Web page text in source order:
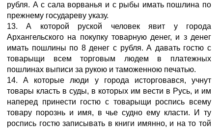
рубля. А с сала ворванья и с рыбы имать пошлина по
прежнему государеву указу.
13. А которой руской человек явит у города
Архангельского на покупку товарную денег, и з денег
имать пошлины по 8 денег с рубля. А давать гостю с
товарыщи всем торговым людем в платежных
пошлинах выписи за рукою и таможенною печатью.
14. А которые люди у города исторговався, учнут
товары класть в суды, в которых им вести в Русь, и им
наперед принести гостю с товарыщи роспись всему
товару порознь и имя, в чье судно ему класти. И ту
роспись гостю записывать в книги имянно, и на то той